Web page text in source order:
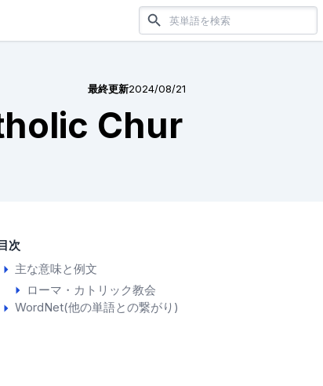
最終更新2024/08/21
Chur
目次
主な意味と例文
ローマ・カトリック教会
WordNet(他の単語との繋がり)